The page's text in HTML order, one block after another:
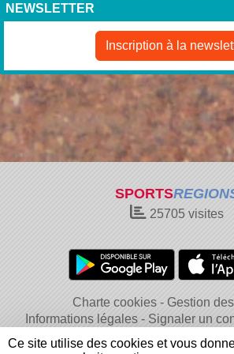
NEWSLETTER
Inscription à la
SPORTS
25705visites
Charte cookies
Gestion
Informations légales
Signaler un
Ce site utilise des cookies et vous